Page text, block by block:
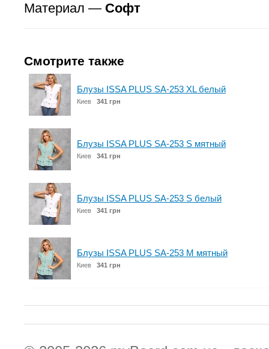
Материал — Софт
Смотрите также
Блузы ISSA PLUS SA-253 XL белый
Киев 341 грн
Блузы ISSA PLUS SA-253 S мятный
Киев 341 грн
Блузы ISSA PLUS SA-253 S белый
Киев 341 грн
Блузы ISSA PLUS SA-253 M мятный
Киев 341 грн